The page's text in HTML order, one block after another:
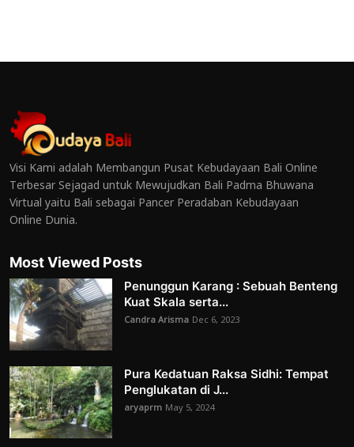
Visi Kami adalah Membangun Pusat Kebudayaan Bali Online
Terbesar Sejagad untuk Mewujudkan Bali Padma Bhuwana
Virtual yaitu Bali sebagai Pancer Peradaban Kebudayaan
Online Dunia.
Most Viewed Posts
Penunggun Karang : Sebuah Benteng
Kuat Skala serta...
Candra Arisma Dec 6, 2023
Pura Kedatuan Raksa Sidhi: Tempat
Penglukatan di J...
aryaprm May 5, 2024